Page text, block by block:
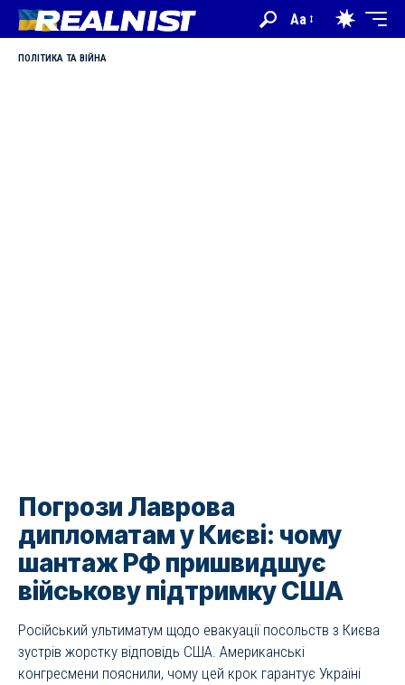
Aa
ПОЛІТИКА ТА ВІЙНА
Погрози Лаврова
дипломатам у Києві: чому
шантаж РФ пришвидшує
військову підтримку США
Російський ультиматум щодо евакуації посольств з Києва
зустрів жорстку відповідь США. Американські
конгресмени пояснили, чому цей крок гарантує Україні